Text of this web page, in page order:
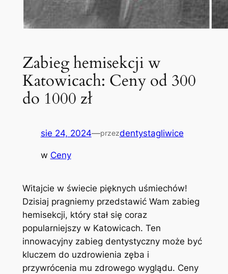
Zabieg hemisekcji w
Katowicach: Ceny od 300
do 1000 zł
sie 24, 2024—przezdentystagliwice
w Ceny
Witajcie w świecie pięknych uśmiechów!
Dzisiaj pragniemy przedstawić Wam zabieg
hemisekcji, który stał się coraz
popularniejszy w Katowicach. Ten‍
innowacyjny zabieg dentystyczny może być
kluczem⁣ do uzdrowienia zęba‌ i‍
przywrócenia mu zdrowego wyglądu. Ceny